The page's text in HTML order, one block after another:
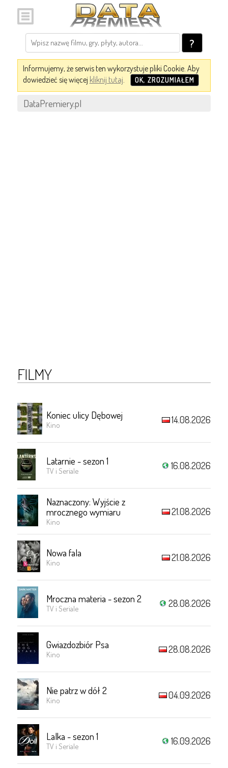
?
Informujemy, że serwis ten wykorzystuje pliki Cookie. Aby
dowiedzieć się więcej kliknij tutaj. OK, ZROZUMIAŁEM
DataPremiery.pl
FILMY
Koniec ulicy Dębowej
Kino 14.08.2026
Latarnie - sezon 1
TV i Seriale 16.08.2026
Naznaczony: Wyjście z
mrocznego wymiaru
Kino
21.08.2026
Nowa fala
Kino 21.08.2026
Mroczna materia - sezon 2
TV i Seriale 28.08.2026
Gwiazdozbiór Psa
Kino 28.08.2026
Nie patrz w dół 2
Kino 04.09.2026
Lalka - sezon 1
TV i Seriale 16.09.2026